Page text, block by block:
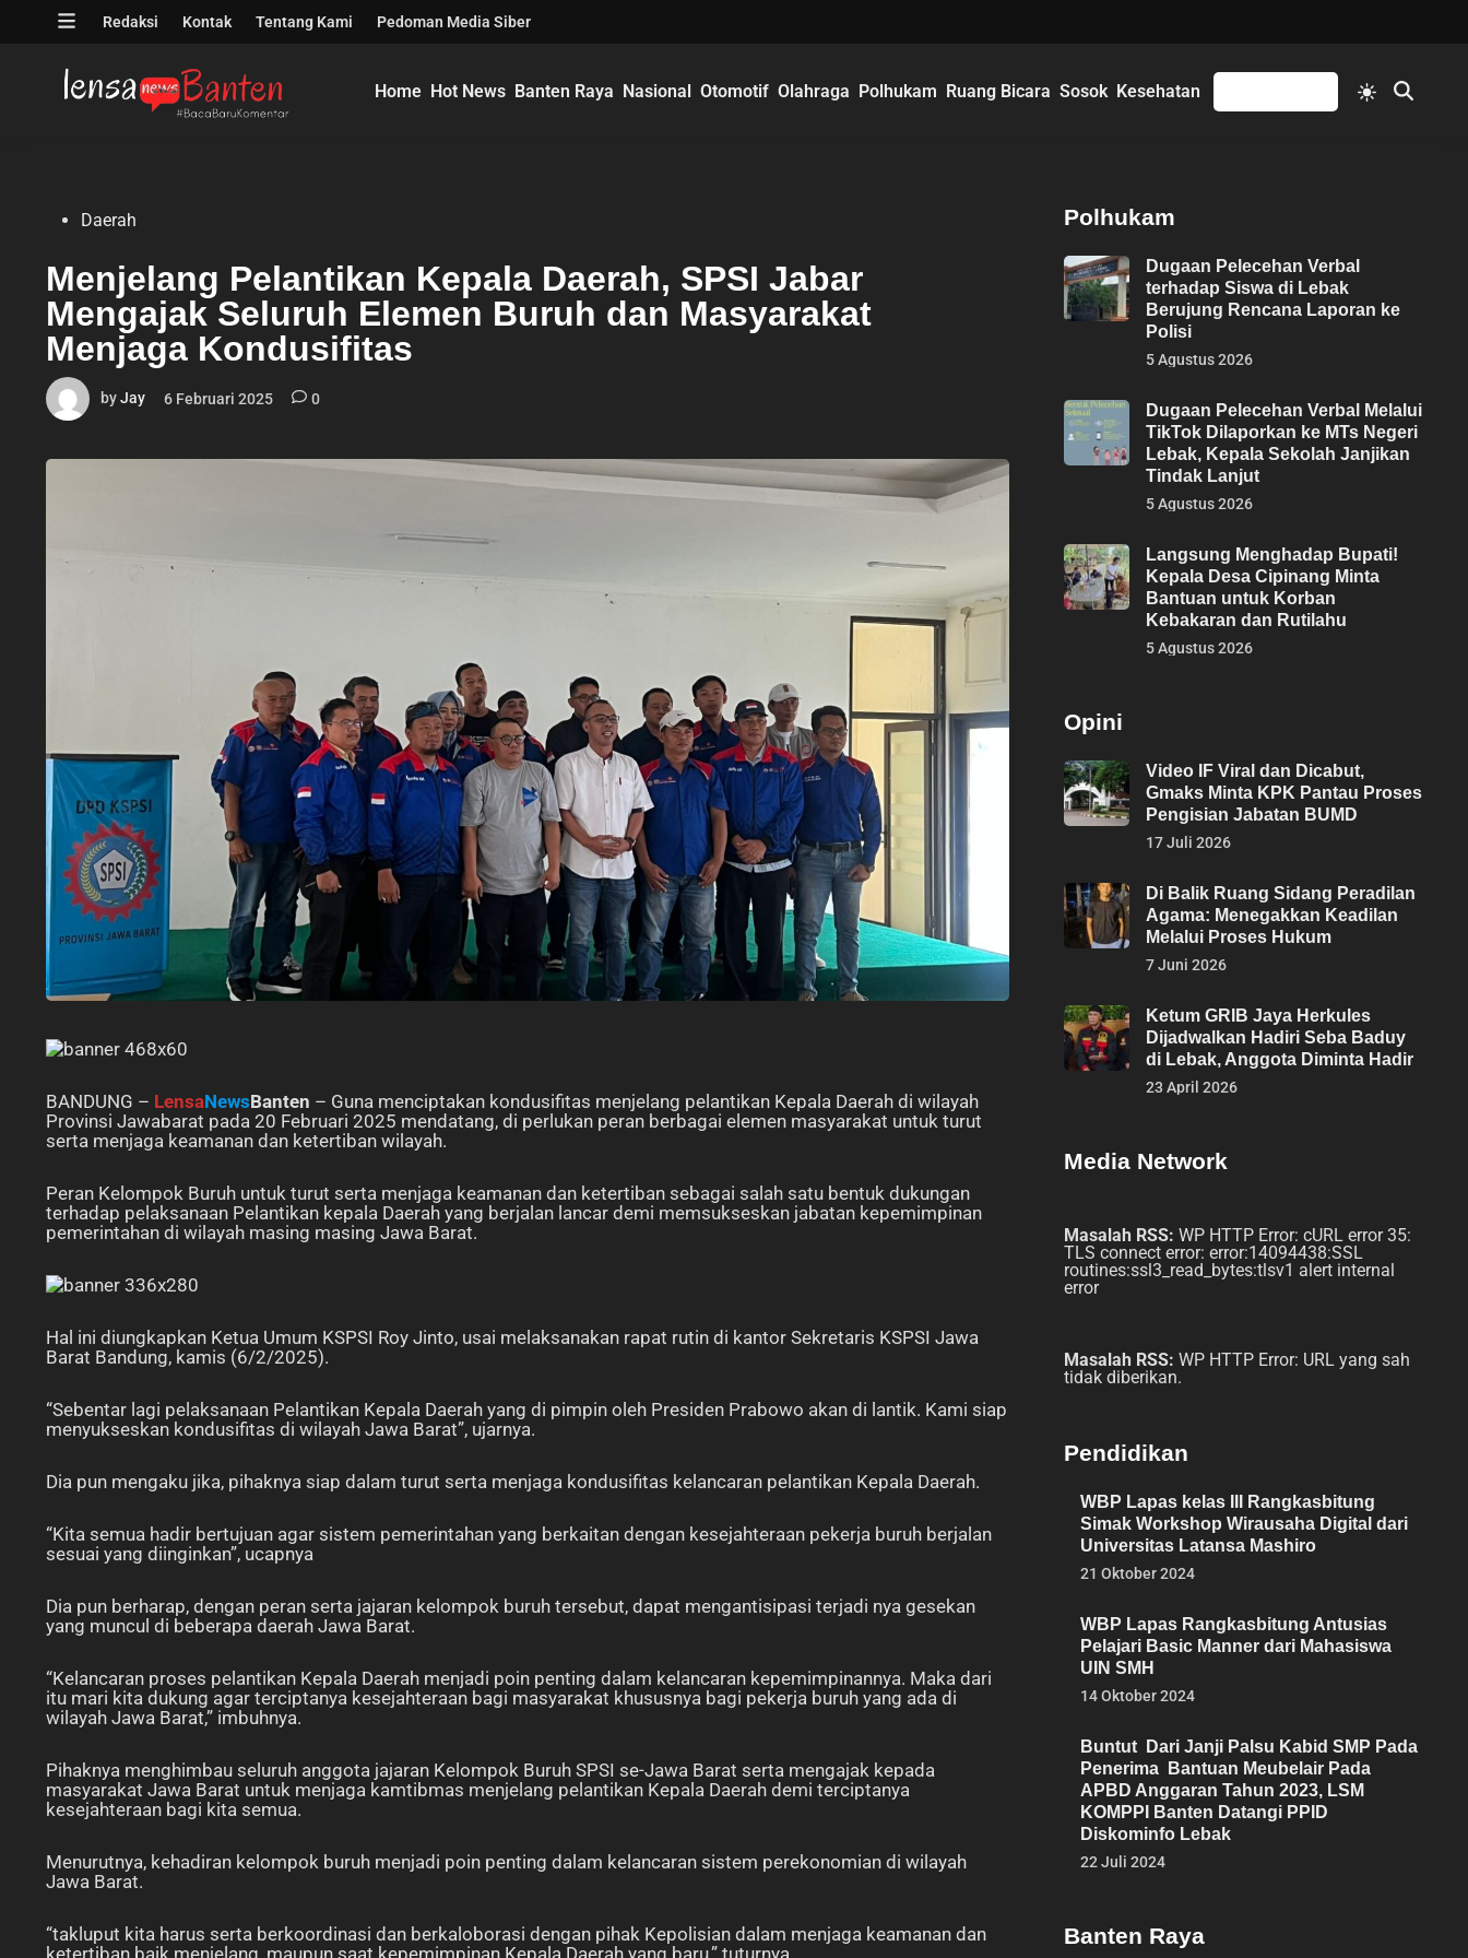
Open
Redaksi Kontak Tentang Kami Pedoman Media Siber
Home Hot News Banten Raya Nasional Otomotif Olahraga Polhukam Ruang Bicara Sosok Kesehatan
Switch
to
Open
PostedDaerah
Menjelang Pelantikan Kepala Daerah, SPSI Jabar
Mengajak Seluruh Elemen Buruh dan Masyarakat
Menjaga Kondusifitas
byJay 6 Februari 2025 0
BANDUNG – LensaNewsBanten – Guna menciptakan kondusifitas menjelang pelantikan Kepala Daerah di wilayah
Provinsi Jawabarat pada 20 Februari 2025 mendatang, di perlukan peran berbagai elemen masyarakat untuk turut
serta menjaga keamanan dan ketertiban wilayah.
Peran Kelompok Buruh untuk turut serta menjaga keamanan dan ketertiban sebagai salah satu bentuk dukungan
terhadap pelaksanaan Pelantikan kepala Daerah yang berjalan lancar demi memsukseskan jabatan kepemimpinan
pemerintahan di wilayah masing masing Jawa Barat.
Hal ini diungkapkan Ketua Umum KSPSI Roy Jinto, usai melaksanakan rapat rutin di kantor Sekretaris KSPSI Jawa
Barat Bandung, kamis (6/2/2025).
“Sebentar lagi pelaksanaan Pelantikan Kepala Daerah yang di pimpin oleh Presiden Prabowo akan di lantik. Kami siap
menyukseskan kondusifitas di wilayah Jawa Barat”, ujarnya.
Dia pun mengaku jika, pihaknya siap dalam turut serta menjaga kondusifitas kelancaran pelantikan Kepala Daerah.
“Kita semua hadir bertujuan agar sistem pemerintahan yang berkaitan dengan kesejahteraan pekerja buruh berjalan
sesuai yang diinginkan”, ucapnya
Dia pun berharap, dengan peran serta jajaran kelompok buruh tersebut, dapat mengantisipasi terjadi nya gesekan
yang muncul di beberapa daerah Jawa Barat.
“Kelancaran proses pelantikan Kepala Daerah menjadi poin penting dalam kelancaran kepemimpinannya. Maka dari
itu mari kita dukung agar terciptanya kesejahteraan bagi masyarakat khususnya bagi pekerja buruh yang ada di
wilayah Jawa Barat,” imbuhnya.
Pihaknya menghimbau seluruh anggota jajaran Kelompok Buruh SPSI se-Jawa Barat serta mengajak kepada
masyarakat Jawa Barat untuk menjaga kamtibmas menjelang pelantikan Kepala Daerah demi terciptanya
kesejahteraan bagi kita semua.
Menurutnya, kehadiran kelompok buruh menjadi poin penting dalam kelancaran sistem perekonomian di wilayah
Jawa Barat.
“takluput kita harus serta berkoordinasi dan berkaloborasi dengan pihak Kepolisian dalam menjaga keamanan dan
ketertiban baik menjelang, maupun saat kepemimpinan Kepala Daerah yang baru,” tuturnya.
Polhukam
Dugaan Pelecehan Verbal
terhadap Siswa di Lebak
Berujung Rencana Laporan ke
Polisi
5 Agustus 2026
Dugaan Pelecehan Verbal Melalui
TikTok Dilaporkan ke MTs Negeri
Lebak, Kepala Sekolah Janjikan
Tindak Lanjut
5 Agustus 2026
Langsung Menghadap Bupati!
Kepala Desa Cipinang Minta
Bantuan untuk Korban
Kebakaran dan Rutilahu
5 Agustus 2026
Opini
Video IF Viral dan Dicabut,
Gmaks Minta KPK Pantau Proses
Pengisian Jabatan BUMD
17 Juli 2026
Di Balik Ruang Sidang Peradilan
Agama: Menegakkan Keadilan
Melalui Proses Hukum
7 Juni 2026
Ketum GRIB Jaya Herkules
Dijadwalkan Hadiri Seba Baduy
di Lebak, Anggota Diminta Hadir
23 April 2026
Media Network
Masalah RSS: WP HTTP Error: cURL error 35:
TLS connect error: error:14094438:SSL
routines:ssl3_read_bytes:tlsv1 alert internal
error
Masalah RSS: WP HTTP Error: URL yang sah
tidak diberikan.
Pendidikan
WBP Lapas kelas III Rangkasbitung
Simak Workshop Wirausaha Digital dari
Universitas Latansa Mashiro
21 Oktober 2024
WBP Lapas Rangkasbitung Antusias
Pelajari Basic Manner dari Mahasiswa
UIN SMH
14 Oktober 2024
Buntut Dari Janji Palsu Kabid SMP Pada
Penerima Bantuan Meubelair Pada
APBD Anggaran Tahun 2023, LSM
KOMPPI Banten Datangi PPID
Diskominfo Lebak
22 Juli 2024
Banten Raya